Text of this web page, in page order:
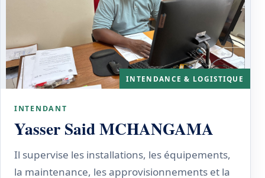
INTENDANCE & LOGISTIQUE
INTENDANT
Yasser Said MCHANGAMA
Il supervise les installations, les équipements,
la maintenance, les approvisionnements et la